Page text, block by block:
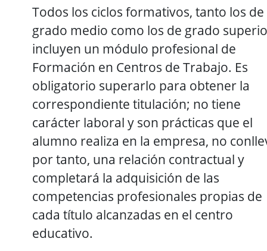
Todos los ciclos formativos, tanto los de
grado medio como los de grado
incluyen un módulo profesional de
Formación en Centros de Trabajo. Es
obligatorio superarlo para obtener la
correspondiente titulación; no tiene
carácter laboral y son prácticas que el
alumno realiza en la empresa, no
por tanto, una relación contractual y
completará la adquisición de las
competencias profesionales propias de
cada título alcanzadas en el centro
educativo.